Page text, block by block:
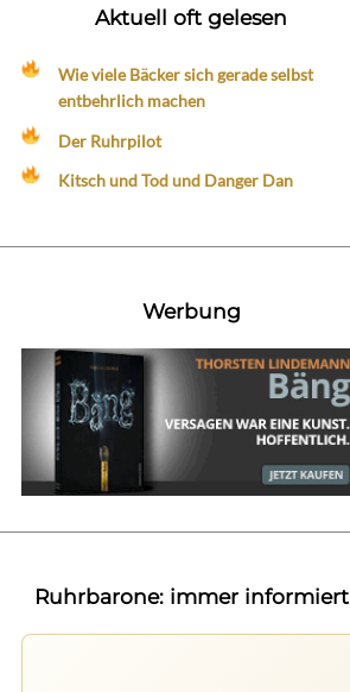
Aktuell oft gelesen
Wie viele Bäcker sich gerade selbst
entbehrlich machen
Der Ruhrpilot
Kitsch und Tod und Danger Dan
Werbung
Ruhrbarone: immer informiert